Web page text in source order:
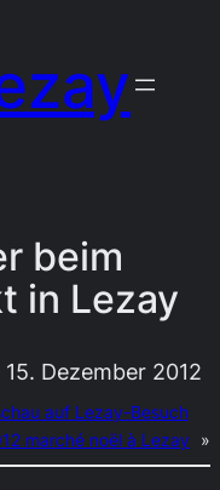
beim
in Lezay
15. Dezember 2012
auf Lezay-Besuch
marché noël à Lezay »